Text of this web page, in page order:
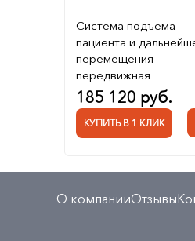
Система подъема
пациента и
перемещения
передвижная
185 120 руб.
КУПИТЬ В 1 КЛИК
О компанииОтзывы